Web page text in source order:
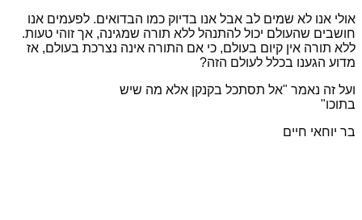
אולי אנו לא שמים לב אבל אנו בדיוק כמו הבדואים. לפעמים אנו
חושבים שהעולם יכול להתנהל ללא תורה שמגינה, אך זוהי טעות.
ללא תורה אין קיום בעולם, כי אם התורה אינה נצרכת בעולם, אז
מדוע הגענו בכלל לעולם הזה?
ועל זה נאמר "אל תסתכל בקנקן אלא מה שיש
בתוכו"
בר יוחאי חיים